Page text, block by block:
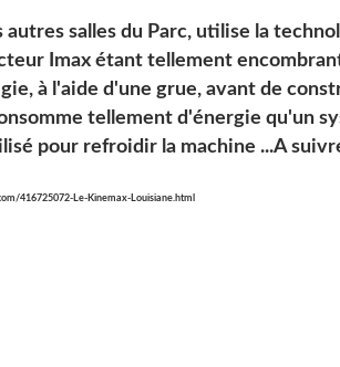
salles du Parc, utilise la
Imax étant tellement
à l'aide d'une grue, avant de
tellement d'énergie qu'un
pour refroidir la machine ...A
416725072-Le-Kinemax-Louisiane.html